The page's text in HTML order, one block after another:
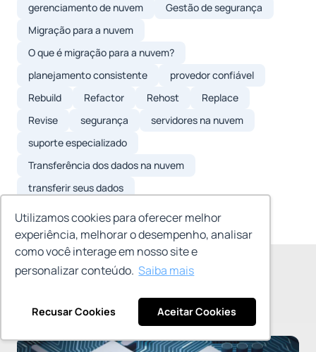
Utilizamos cookies para oferecer melhor
experiência, melhorar o desempenho, analisar
como você interage em nosso site e
personalizar conteúdo. Saiba mais
Recusar Cookies Aceitar Cookies
gerenciamento de nuvem
Gestão de segurança
Migração para a nuvem
O que é migração para a nuvem?
planejamento consistente
provedor confiável
Rebuild
Refactor Rehost
Replace
Revise
segurança
servidores na nuvem
suporte especializado
Transferência dos dados na nuvem
transferir seus dados
Posts relacionados